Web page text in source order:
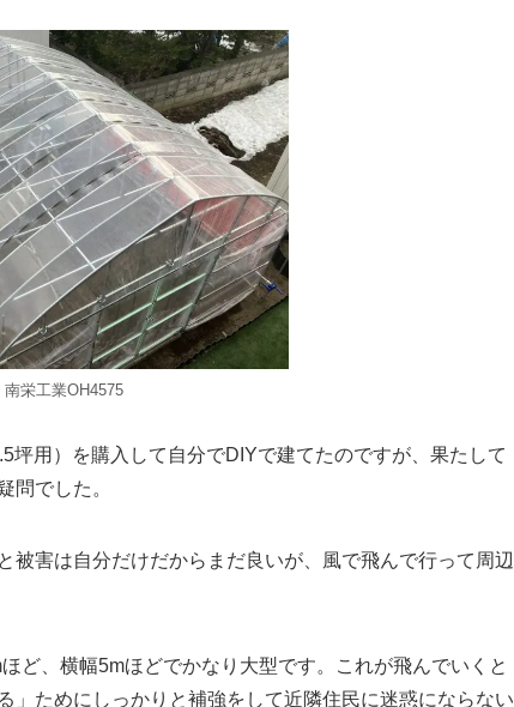
南栄工業OH4575
坪用）を購入して自分でDIYで建てたのですが、果たして
問でした。
被害は自分だけだからまだ良いが、風で飛んで行って周辺
ど、横幅5mほどでかなり大型です。これが飛んでいくと
」ためにしっかりと補強をして近隣住民に迷惑にならない